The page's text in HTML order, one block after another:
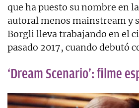
que ha puesto su nombre en
autoral menos mainstream y
Borgli lleva trabajando en el
pasado 2017, cuando debutó
‘Dream Scenario’: filme